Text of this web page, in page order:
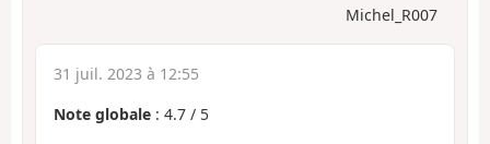
Michel_R007
31 juil. 2023 à 12:55
Note globale : 4.7 / 5